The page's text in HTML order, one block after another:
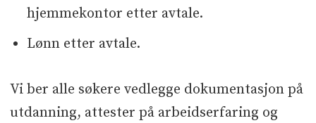
hjemmekontor etter avtale.
Lønn etter avtale.
Vi ber alle søkere vedlegge dokumentasjon på
utdanning, attester på arbeidserfaring og